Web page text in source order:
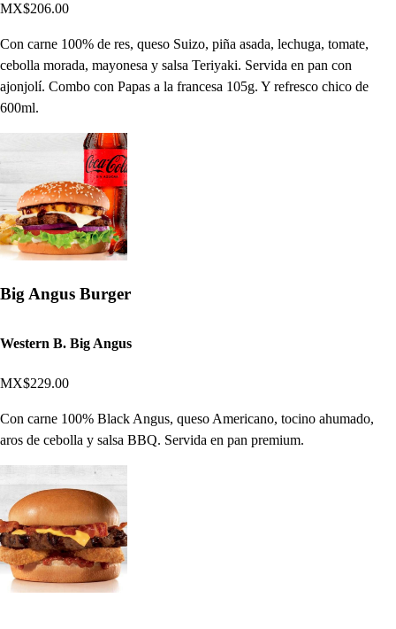
MX$206.00
Con carne 100% de res, queso Suizo, piña asada, lechuga, tomate,
cebolla morada, mayonesa y salsa Teriyaki. Servida en pan con
ajonjolí. Combo con Papas a la francesa 105g. Y refresco chico de
600ml.
Big Angus Burger
Western B. Big Angus
MX$229.00
Con carne 100% Black Angus, queso Americano, tocino ahumado,
aros de cebolla y salsa BBQ. Servida en pan premium.